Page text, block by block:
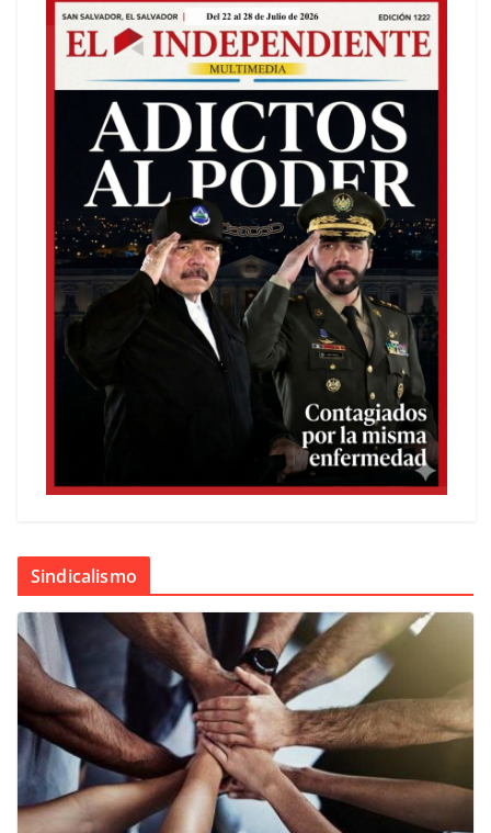
Sindicalismo